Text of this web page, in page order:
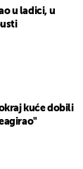
u ladici, u
kuće dobili